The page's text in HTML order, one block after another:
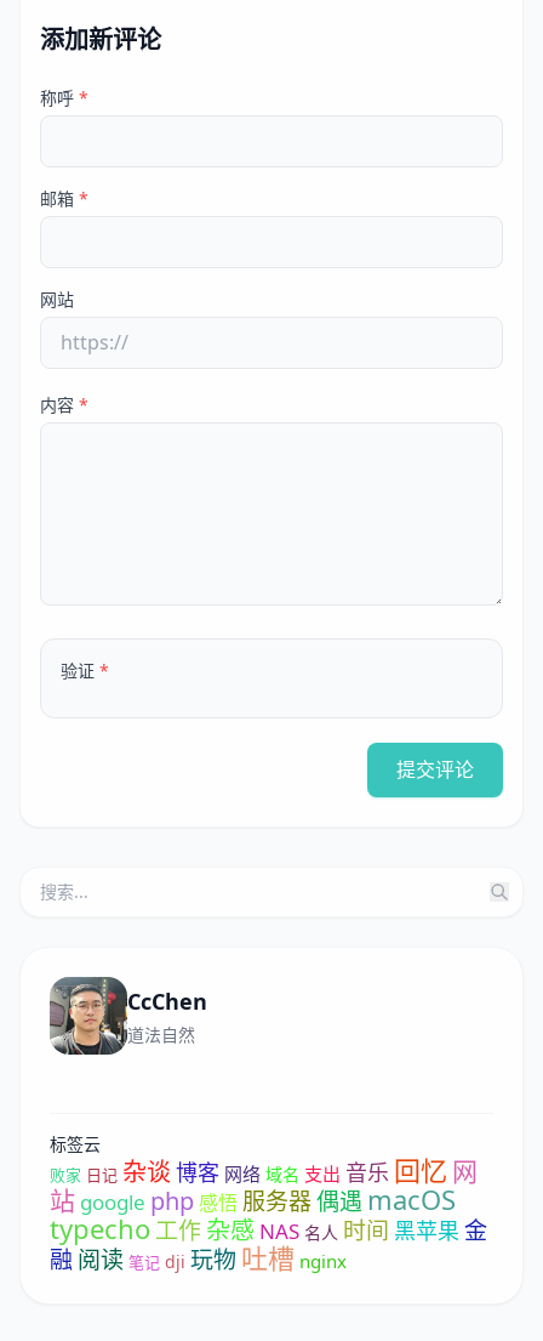
添加新评论
称呼 *
邮箱 *
网站
内容 *
验证 *
提交评论
CcChen
道法自然
标签云
败家 日记 杂谈 博客 网络 域名 支出 音乐 回忆 网
站 google php感悟 服务器偶遇 macOS
typecho 工作杂感 NAS 名人 时间 黑苹果 金
融 阅读 笔记 dji 玩物 吐槽 nginx